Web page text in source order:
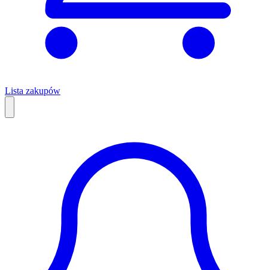
Lista zakupów